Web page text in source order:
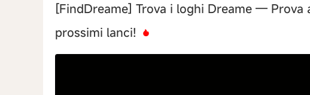
[FindDreame] Trova i loghi Dreame — Prova
prossimi lanci!